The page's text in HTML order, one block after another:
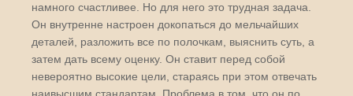
намного счастливее. Но для него это трудная задача.
Он внутренне настроен докопаться до мельчайших
деталей, разложить все по полочкам, выяснить суть, а
затем дать всему оценку. Он ставит перед собой
невероятно высокие цели, стараясь при этом отвечать